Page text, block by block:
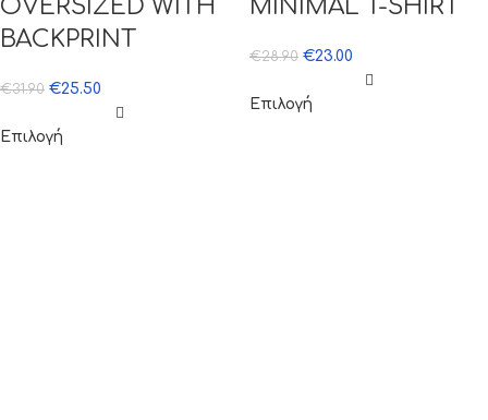
OVERSIZED WITH
BACKPRINT
€31.90 €25.50
Επιλογή
MINIMAL T-SHIRT
€28.90 €23.00
Επιλογή